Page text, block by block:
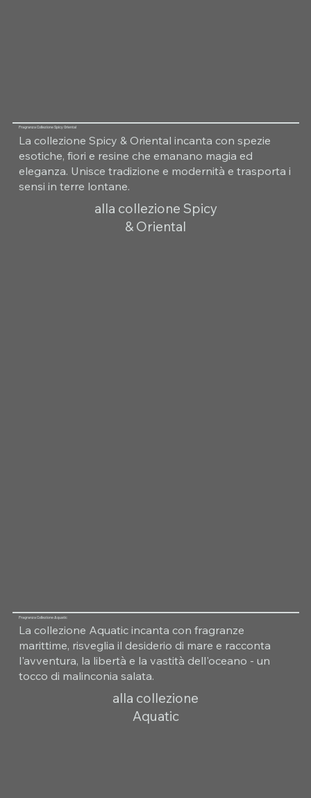
Fragranza Collezione Spicy Oriental
La collezione Spicy & Oriental incanta con spezie
esotiche, fiori e resine che emanano magia ed
eleganza. Unisce tradizione e modernità e trasporta i
sensi in terre lontane.
alla collezione Spicy
& Oriental
Fragranza Collezione Aquatic
La collezione Aquatic incanta con fragranze
marittime, risveglia il desiderio di mare e racconta
l'avventura, la libertà e la vastità dell'oceano - un
tocco di malinconia salata.
alla collezione
Aquatic